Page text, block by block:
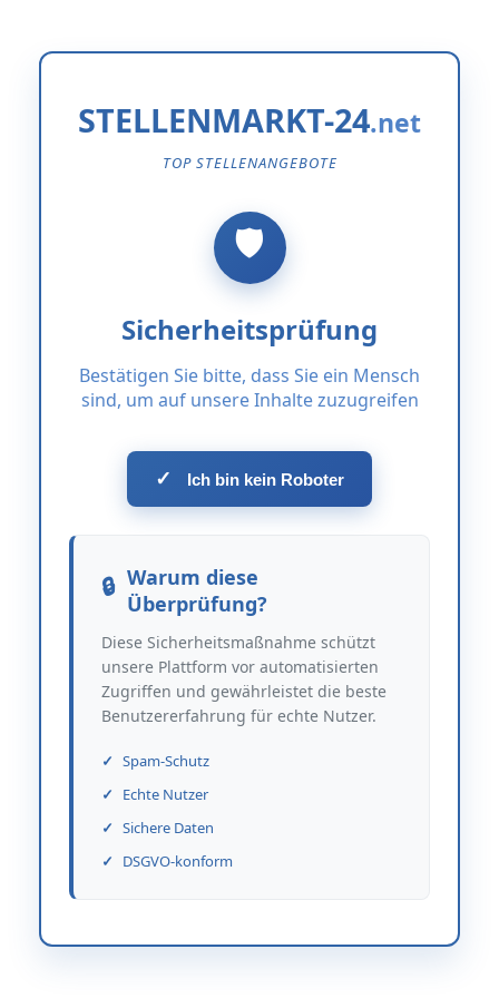
STELLENMARKT-24
TOP STELLENANGEBOTE
Sicherheitsprüfung
Bestätigen Sie bitte, dass Sie ein Mensch
sind, um auf unsere Inhalte zuzugreifen
✓ Ich bin kein Roboter
Warum diese
Überprüfung?
Diese Sicherheitsmaßnahme schützt
unsere Plattform vor automatisierten
Zugriffen und gewährleistet die beste
Benutzererfahrung für echte Nutzer.
Spam-Schutz
Echte Nutzer
Sichere Daten
DSGVO-konform